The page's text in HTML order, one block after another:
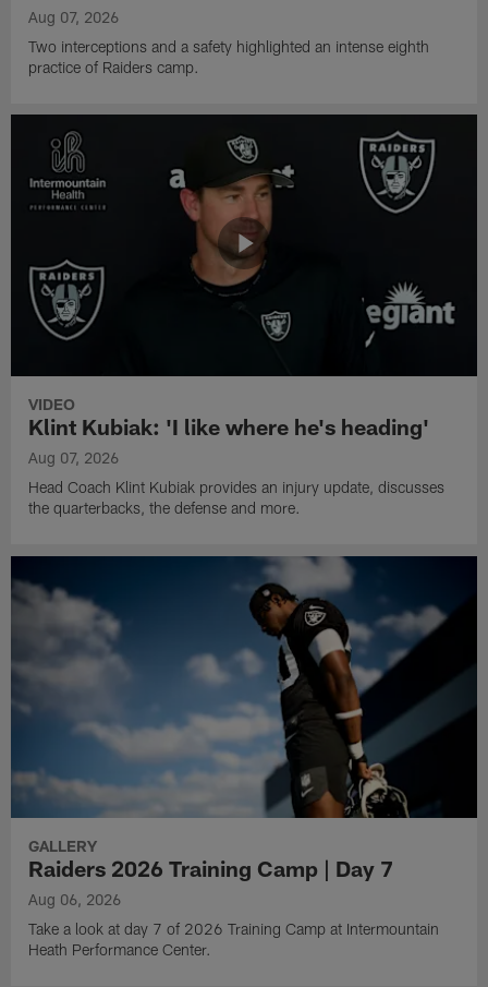
Aug 07, 2026
Two interceptions and a safety highlighted an intense eighth
practice of Raiders camp.
VIDEO
Klint Kubiak: 'I like where he's heading'
Aug 07, 2026
Head Coach Klint Kubiak provides an injury update, discusses
the quarterbacks, the defense and more.
GALLERY
Raiders 2026 Training Camp | Day 7
Aug 06, 2026
Take a look at day 7 of 2026 Training Camp at Intermountain
Heath Performance Center.